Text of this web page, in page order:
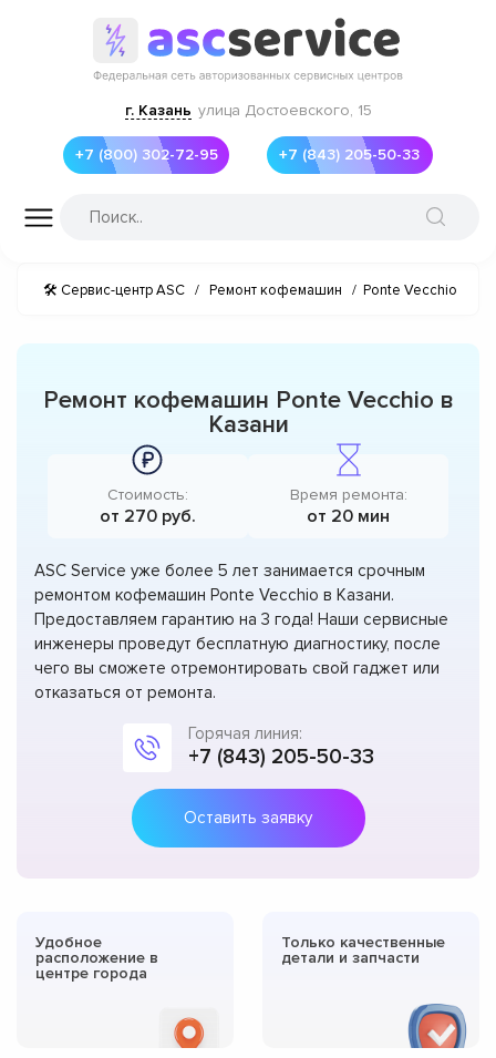
г. Казань улица Достоевского, 15
+7 (800) 302-72-95 +7 (843) 205-50-33
🛠 Сервис-центр ASC / Ремонт кофемашин / Ponte Vecchio
Ремонт кофемашин Ponte Vecchio в
Казани
Стоимость:
от 270 руб.
Время ремонта:
от 20 мин
ASC Service уже более 5 лет занимается срочным
ремонтом кофемашин Ponte Vecchio в Казани.
Предоставляем гарантию на 3 года! Наши сервисные
инженеры проведут бесплатную диагностику, после
чего вы сможете отремонтировать свой гаджет или
отказаться от ремонта.
Горячая линия:
+7 (843) 205-50-33
Оставить заявку
Удобное
расположение в
центре города
Только качественные
детали и запчасти